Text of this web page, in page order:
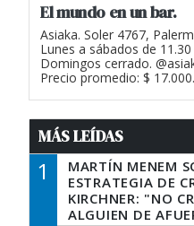
El mundo en un bar.
Asiaka. Soler 4767,
Lunes a sábados de
Domingos cerrado.
Precio promedio: $ 17.000.
MÁS LEÍDAS
1
MARTÍN MENEM
ESTRATEGIA DE
KIRCHNER: "NO
ALGUIEN DE